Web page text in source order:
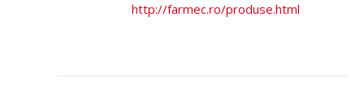
http://farmec.ro/produse.html